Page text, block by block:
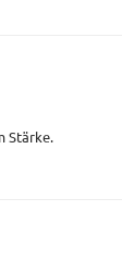
Stärke.